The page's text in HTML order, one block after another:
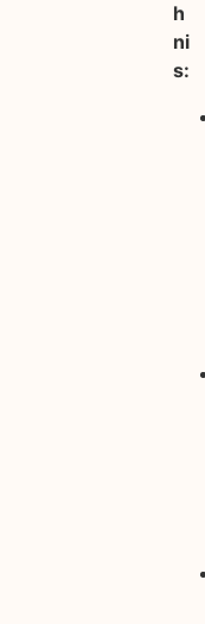
h
ni
s: